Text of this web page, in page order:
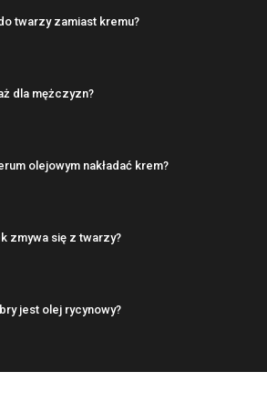
twarzy zamiast kremu?
dla mężczyzn?
olejowym nakładać krem?
zmywa się z twarzy?
jest olej rycynowy?